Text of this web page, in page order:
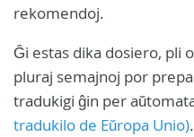
rekomendoj.
Ĝi estas dika dosiero, pli
pluraj semajnoj por
tradukigi ĝin per
tradukilo de Eŭropa Unio)